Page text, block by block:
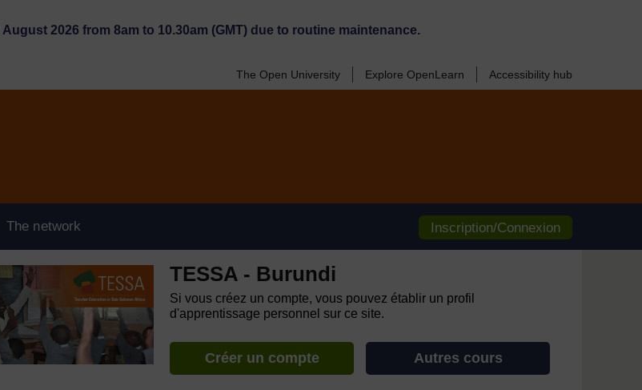
2026 from 8am to 10.30am (GMT) due to routine maintenance.
The Open University Explore OpenLearn Accessibility hub
The network Inscription/Connexion
TESSA - Burundi
Si vous créez un compte, vous pouvez établir un profil
d'apprentissage personnel sur ce site.
Créer un compte Autres cours